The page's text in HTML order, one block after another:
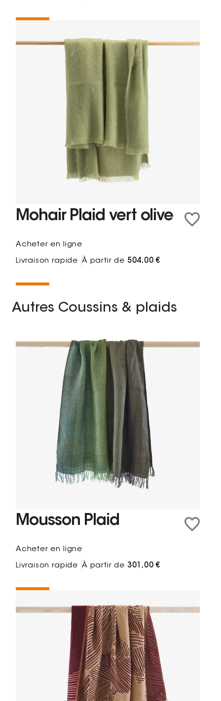
Mohair Plaid vert olive
Acheter en ligne
Livraison rapide À partir de 504,00 €
Autres Coussins & plaids
Mousson Plaid
Acheter en ligne
Livraison rapide À partir de 301,00 €